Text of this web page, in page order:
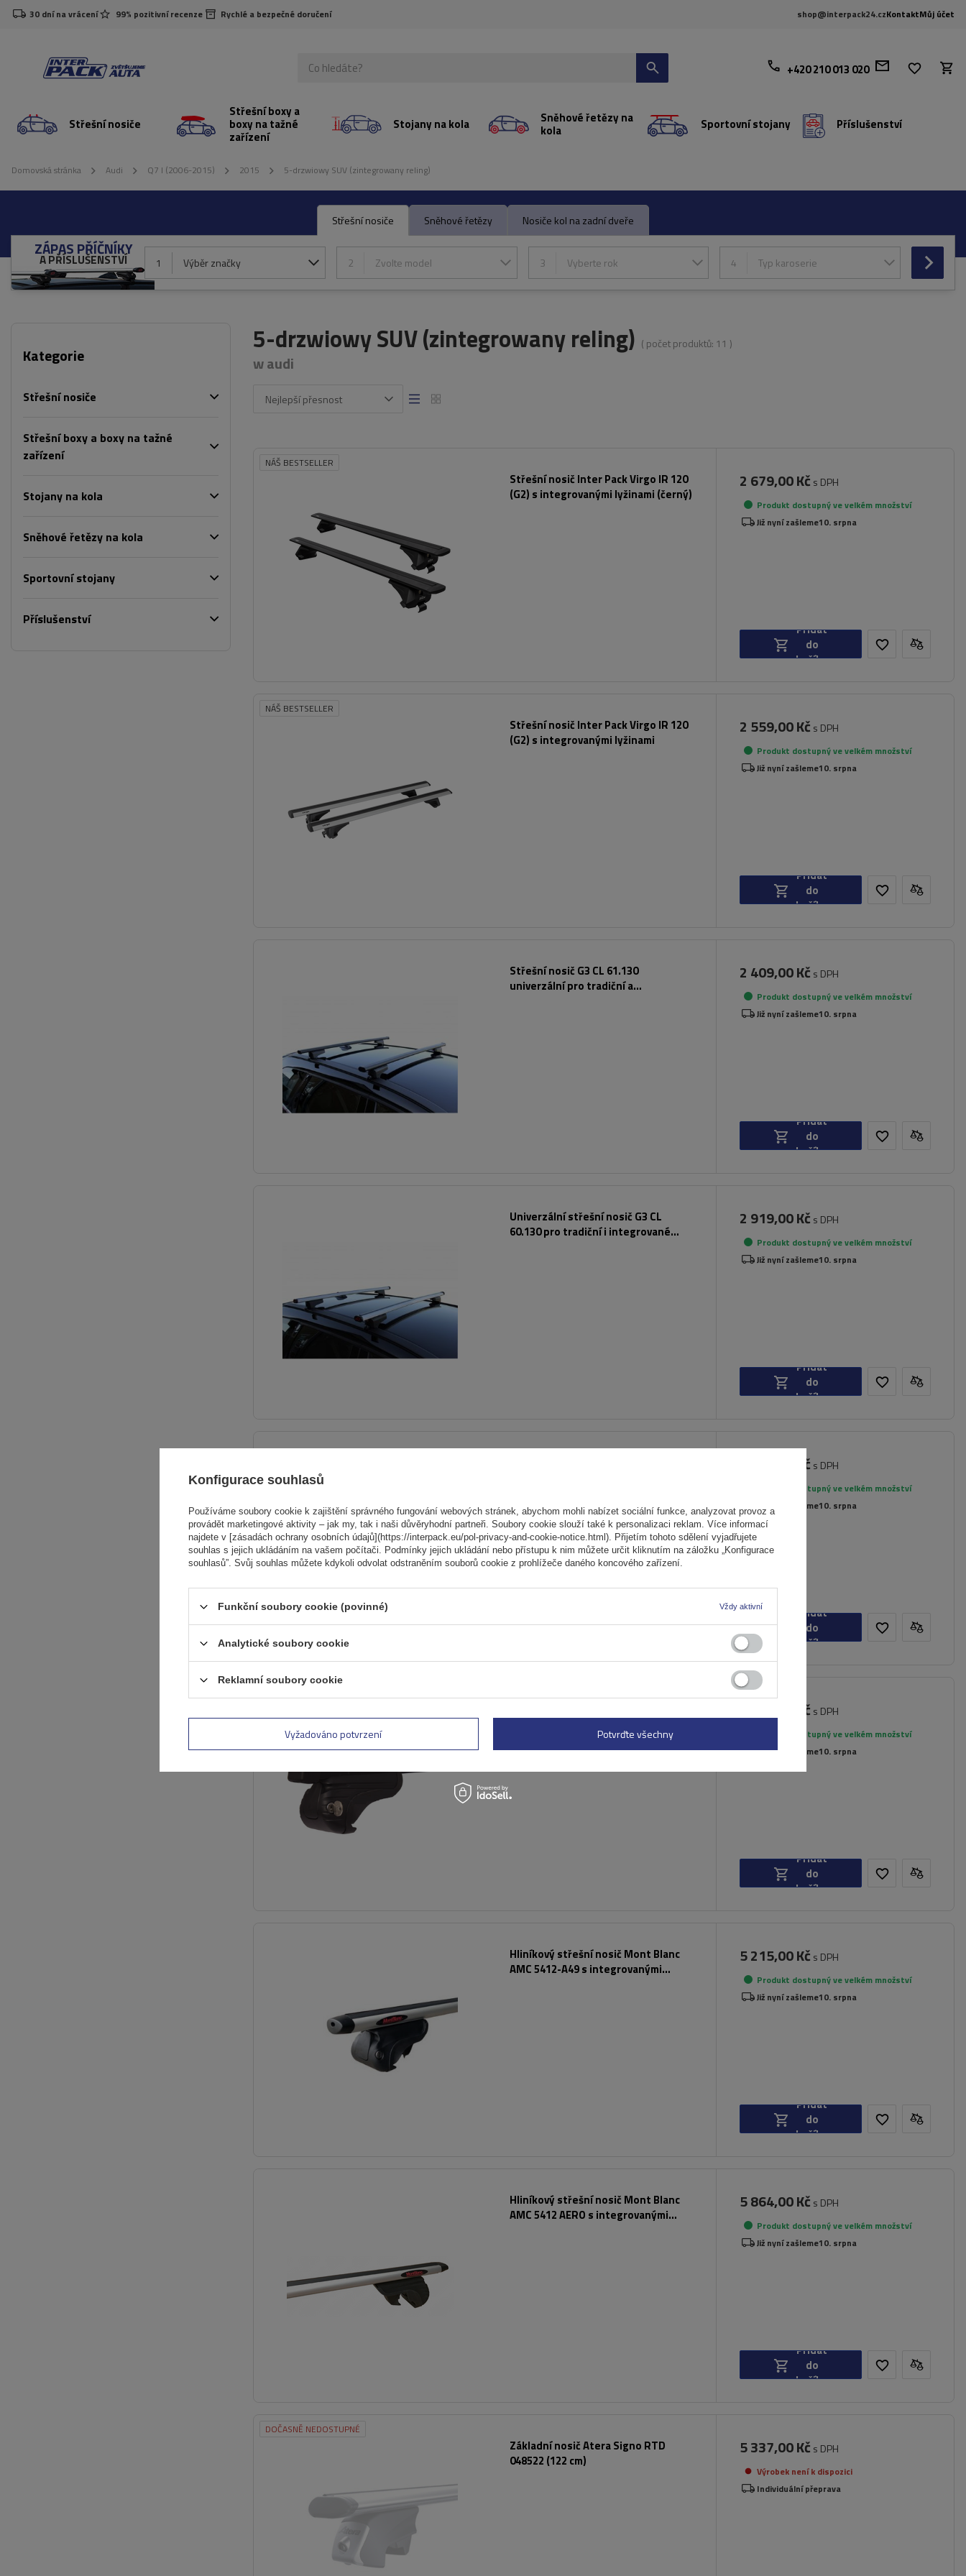
30 dní na vrácení 99% pozitivní recenze Rychlé a bezpečné doručení shop@interpack24.czKontaktMůj účet
+420 210 013 020
Střešní nosiče
Střešní boxy a
boxy na tažné
zařízení
Stojany na kola Sněhové řetězy na
kola Sportovní stojany Příslušenství
Domovská stránka Audi Q7 I (2006-2015) 2015 5-drzwiowy SUV (zintegrowany reling)
Střešní nosiče Sněhové řetězy Nosiče kol na zadní dveře
ZÁPAS PŘÍČNÍKY
A PŘÍSLUŠENSTVÍ 1 Výběr značky 2 Zvolte model 3 Vyberte rok 4 Typ karoserie
Kategorie
Střešní nosiče
Střešní boxy a boxy na tažné
zařízení
Stojany na kola
Sněhové řetězy na kola
Sportovní stojany
Příslušenství
5-drzwiowy SUV (zintegrowany reling) ( počet produktů: 11 )
w audi
Nejlepší přesnost
NÁŠ BESTSELLER
Střešní nosič Inter Pack Virgo IR 120
(G2) s integrovanými lyžinami (černý)
2 679,00 Kč s DPH
Produkt dostupný ve velkém množství
Již nyní zašleme10. srpna
Přidat
do
košíku
NÁŠ BESTSELLER
Střešní nosič Inter Pack Virgo IR 120
(G2) s integrovanými lyžinami
2 559,00 Kč s DPH
Produkt dostupný ve velkém množství
Již nyní zašleme10. srpna
Přidat
do
košíku
Střešní nosič G3 CL 61.130
univerzální pro tradiční a
2 409,00 Kč s DPH
Produkt dostupný ve velkém množství
Již nyní zašleme10. srpna
Přidat
do
košíku
Univerzální střešní nosič G3 CL
60.130 pro tradiční i integrované
2 919,00 Kč s DPH
Produkt dostupný ve velkém množství
Již nyní zašleme10. srpna
Přidat
do
košíku
3 869,00 Kč s DPH
Produkt dostupný ve velkém množství
Již nyní zašleme10. srpna
Přidat
do
košíku
AMC 5412 s integrovanými lyžinami
4 050,00 Kč s DPH
Produkt dostupný ve velkém množství
Již nyní zašleme10. srpna
Přidat
do
košíku
Hliníkový střešní nosič Mont Blanc
AMC 5412-A49 s integrovanými
5 215,00 Kč s DPH
Produkt dostupný ve velkém množství
Již nyní zašleme10. srpna
Přidat
do
košíku
Hliníkový střešní nosič Mont Blanc
AMC 5412 AERO s integrovanými
5 864,00 Kč s DPH
Produkt dostupný ve velkém množství
Již nyní zašleme10. srpna
Přidat
do
košíku
DOČASNĚ NEDOSTUPNÉ
Základní nosič Atera Signo RTD
048522 (122 cm)
5 337,00 Kč s DPH
Výrobek není k dispozici
Individuální přeprava
Konfigurace souhlasů
Používáme soubory cookie k zajištění správného fungování webových stránek, abychom mohli nabízet sociální funkce, analyzovat provoz a
provádět marketingové aktivity – jak my, tak i naši důvěryhodní partneři. Soubory cookie slouží také k personalizaci reklam. Více informací
najdete v [zásadách ochrany osobních údajů](https://interpack.eu/pol-privacy-and-cookie-notice.html). Přijetím tohoto sdělení vyjadřujete
souhlas s jejich ukládáním na vašem počítači. Podmínky jejich ukládání nebo přístupu k nim můžete určit kliknutím na záložku „Konfigurace
souhlasů”. Svůj souhlas můžete kdykoli odvolat odstraněním souborů cookie z prohlížeče daného koncového zařízení.
Funkční soubory cookie (povinné) Vždy aktivní
Analytické soubory cookie
Reklamní soubory cookie
Vyžadováno potvrzení Potvrďte všechny